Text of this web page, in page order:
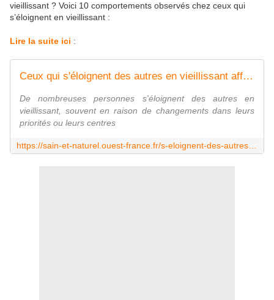
vieillissant ? Voici 10 comportements observés chez ceux qui
s’éloignent en vieillissant :
Lire la suite ici :
Ceux qui s'éloignent des autres en vieillissant affichent souvent ces 10 comportements
De nombreuses personnes s'éloignent des autres en
vieillissant, souvent en raison de changements dans leurs
priorités ou leurs centres